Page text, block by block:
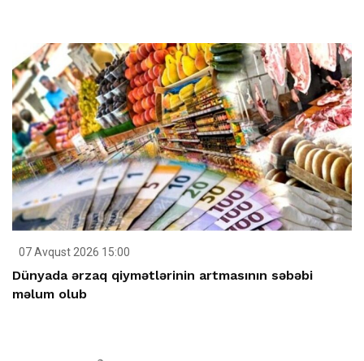
07 Avqust 2026 15:00
Dünyada ərzaq qiymətlərinin artmasının səbəbi
məlum olub